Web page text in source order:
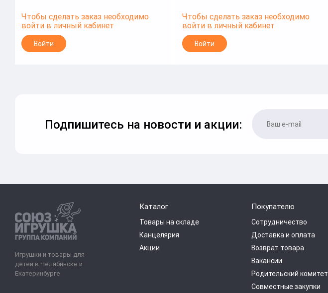
Чтобы сделать заказ необходимо
войти в личный кабинет
Войти
Чтобы сделать заказ необходимо
войти в личный кабинет
Войти
Подпишитесь на новости и акции:
Игрушки и товары для
детей в Челябинске и
Екатеринбурге
Каталог
Товары на складе
Канцелярия
Акции
Покупателю
Сотрудничество
Доставка и оплата
Возврат товара
Вакансии
Родительский комитет
Совместные закупки